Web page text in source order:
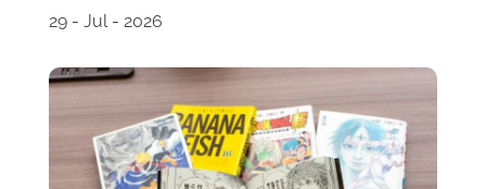
29 - Jul - 2026